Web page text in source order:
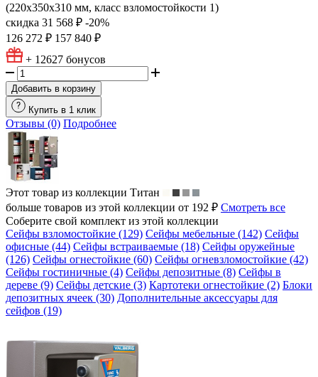
(220x350x310 мм, класс взломостойкости 1)
скидка 31 568 ₽ -20%
126 272 ₽ 157 840 ₽
+ 12627 бонусов
Добавить в корзину
Купить в 1 клик
Отзывы (0) Подробнее
Этот товар из коллекции Титан
больше товаров из этой коллекции от 192 ₽ Смотреть все
Соберите свой комплект из этой коллекции
Сейфы взломостойкие (129) Сейфы мебельные (142) Сейфы
офисные (44) Сейфы встраиваемые (18) Сейфы оружейные
(126) Сейфы огнестойкие (60) Сейфы огневзломостойкие (42)
Сейфы гостиничные (4) Сейфы депозитные (8) Сейфы в
дереве (9) Сейфы детские (3) Картотеки огнестойкие (2) Блоки
депозитных ячеек (30) Дополнительные аксессуары для
сейфов (19)